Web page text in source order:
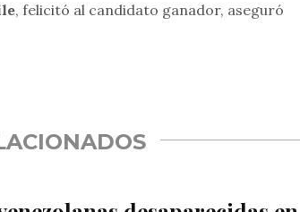
, felicitó al candidato ganador, aseguró